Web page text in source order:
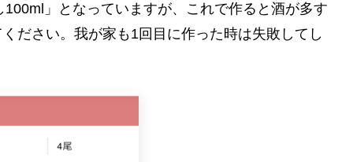
」となっていますが、これで作ると酒が多す
ださい。我が家も1回目に作った時は失敗してし